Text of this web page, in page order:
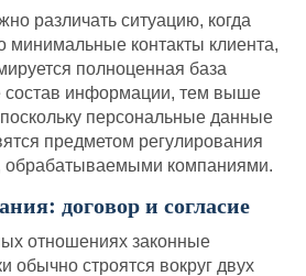
различать ситуацию, когда
минимальные контакты клиента,
полноценная база
состав информации, тем выше
персональные данные
предметом регулирования
обрабатываемыми компаниями.
договор и согласие
отношениях законные
обычно строятся вокруг двух